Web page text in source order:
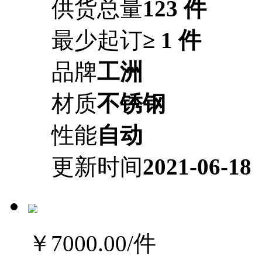
供货总量123 件
最少起订≥ 1 件
品牌工洲
材质不锈钢
性能自动
更新时间2021-06-18
￥7000.00/件